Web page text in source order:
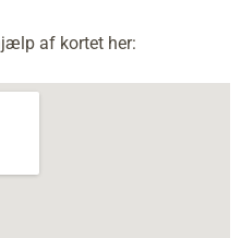
af kortet her: